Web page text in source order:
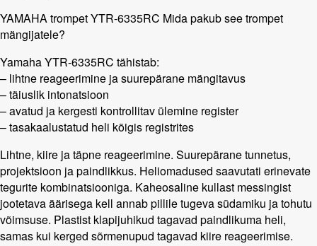
YAMAHA trompet YTR-6335RC Mida pakub see trompet
mängijatele?
Yamaha YTR-6335RC tähistab:
– lihtne reageerimine ja suurepärane mängitavus
– täiuslik intonatsioon
– avatud ja kergesti kontrollitav ülemine register
– tasakaalustatud heli kõigis registrites
Lihtne, kiire ja täpne reageerimine. Suurepärane tunnetus,
projektsioon ja paindlikkus. Heliomadused saavutati erinevate
tegurite kombinatsiooniga. Kaheosaline kullast messingist
jootetava äärisega kell annab pillile tugeva südamiku ja tohutu
võimsuse. Plastist klapijuhikud tagavad paindlikuma heli,
samas kui kerged sõrmenupud tagavad kiire reageerimise.